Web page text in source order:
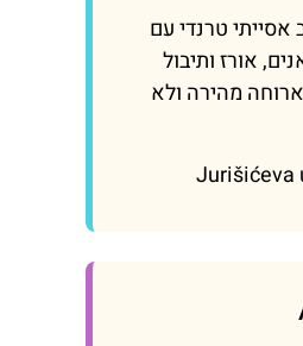
אסייתי טרנדי עם
אורז ותיבול
מהירה ולא